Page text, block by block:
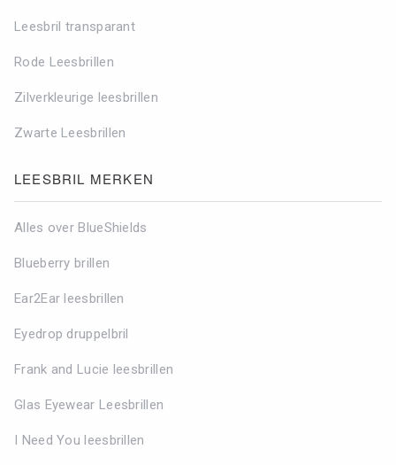
Leesbril transparant
Rode Leesbrillen
Zilverkleurige leesbrillen
Zwarte Leesbrillen
LEESBRIL MERKEN
Alles over BlueShields
Blueberry brillen
Ear2Ear leesbrillen
Eyedrop druppelbril
Frank and Lucie leesbrillen
Glas Eyewear Leesbrillen
I Need You leesbrillen